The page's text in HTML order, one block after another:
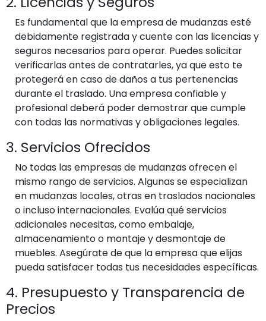
Es fundamental que la empresa de mudanzas esté
debidamente registrada y cuente con las licencias y
seguros necesarios para operar. Puedes solicitar
verificarlas antes de contratarles, ya que esto te
protegerá en caso de daños a tus pertenencias
durante el traslado. Una empresa confiable y
profesional deberá poder demostrar que cumple
con todas las normativas y obligaciones legales.
3. Servicios Ofrecidos
No todas las empresas de mudanzas ofrecen el
mismo rango de servicios. Algunas se especializan
en mudanzas locales, otras en traslados nacionales
o incluso internacionales. Evalúa qué servicios
adicionales necesitas, como embalaje,
almacenamiento o montaje y desmontaje de
muebles. Asegúrate de que la empresa que elijas
pueda satisfacer todas tus necesidades específicas.
4. Presupuesto y Transparencia de
Precios